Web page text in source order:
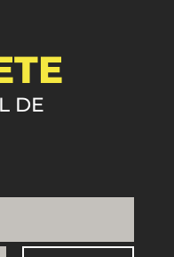
DE